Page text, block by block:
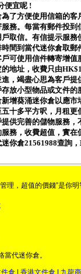
便宜呢 !
了方便使用信箱的
務。每當有郵件投
取信。有信提示服
間到當代迷你倉取
可使用信件轉寄增
地址，收費只由
，竭盡心思為客戶
放小型物品或文件的
增葵涌迷你倉以應
十多平方呎，月租更
供完善的儲物服務
務，收費超值，實
你倉21561988查詢
理，超值的價錢”是你
代迷你倉。
倉 香港文件倉 九龍